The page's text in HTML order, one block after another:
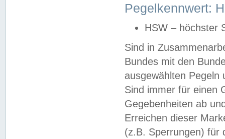
Pegelkennwert:
HSW – höchster
Sind in
Bundes mit den
ausgewählten
Sind immer für einen
Gegebenheiten ab
Erreichen dieser
(z.B. Sperrungen) für